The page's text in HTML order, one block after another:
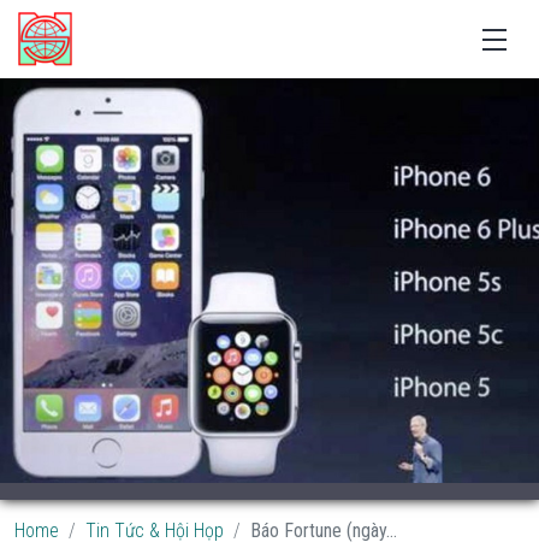
Home Tin Tức & Hội Họp Báo Fortune (ngày...